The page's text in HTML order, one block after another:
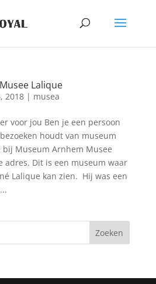
Lalique
2018| musea
voor jou Ben je een persoon
houdt van museum
bij Museum Arnhem Musee
adres. Dit is een museum waar
Lalique kan zien. Hij was een